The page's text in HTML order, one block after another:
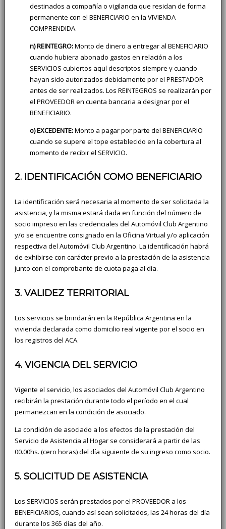
destinados a compañía o vigilancia que residan de forma
permanente con el BENEFICIARIO en la VIVIENDA
COMPRENDIDA.
n) REINTEGRO:Monto de dinero a entregar al BENEFICIARIO
cuando hubiera abonado gastos en relación a los
SERVICIOS cubiertos aquí descriptos siempre y cuando
hayan sido autorizados debidamente por el PRESTADOR
antes de ser realizados. Los REINTEGROS se realizarán por
el PROVEEDOR en cuenta bancaria a designar por el
BENEFICIARIO.
o) EXCEDENTE:Monto a pagar por parte del BENEFICIARIO
cuando se supere el tope establecido en la cobertura al
momento de recibir el SERVICIO.
2. IDENTIFICACIÓN COMO BENEFICIARIO
La identificación será necesaria al momento de ser solicitada la
asistencia, y la misma estará dada en función del número de
socio impreso en las credenciales del Automóvil Club Argentino
y/o se encuentre consignado en la Oficina Virtual y/o aplicación
respectiva del Automóvil Club Argentino. La identificación habrá
de exhibirse con carácter previo a la prestación de la asistencia
junto con el comprobante de cuota paga al día.
3. VALIDEZ TERRITORIAL
Los servicios se brindarán en la República Argentina en la
vivienda declarada como domicilio real vigente por el socio en
los registros del ACA.
4. VIGENCIA DEL SERVICIO
Vigente el servicio, los asociados del Automóvil Club Argentino
recibirán la prestación durante todo el período en el cual
permanezcan en la condición de asociado.
La condición de asociado a los efectos de la prestación del
Servicio de Asistencia al Hogar se considerará a partir de las
00.00hs. (cero horas) del día siguiente de su ingreso como socio.
5. SOLICITUD DE ASISTENCIA
Los SERVICIOS serán prestados por el PROVEEDOR a los
BENEFICIARIOS, cuando así sean solicitados, las 24 horas del día
durante los 365 días del año.